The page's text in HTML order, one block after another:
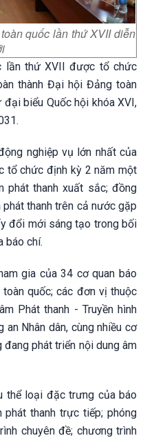
quốc lần thứ XVII diễn
lần thứ XVII được tổ chức
thành Đại hội Đảng toàn
biểu Quốc hội khóa XVI,
nghiệp vụ lớn nhất của
tổ chức định kỳ 2 năm một
phát thanh xuất sắc; đồng
thanh trên cả nước gặp
đổi mới sáng tạo trong bối
báo chí.
gia của 34 cơ quan báo
quốc; các đơn vị thuộc
Phát thanh - Truyền hình
an Nhân dân, cùng nhiều cơ
phát triển nội dung âm
thể loại đặc trưng của báo
phát thanh trực tiếp; phóng
chuyên đề; chương trình